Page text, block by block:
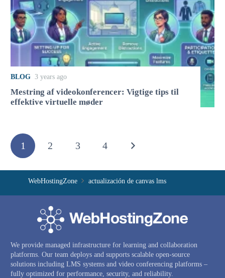
BLOG 3 years ago
Mestring af videokonferencer: Vigtige tips til
effektive virtuelle møder
1 2 3 4
WebHostingZone actualización de canvas lms
We provide managed infrastructure for learning and collaboration
platforms. Our team deploys and supports scalable open-source
solutions including LMS systems and video conferencing platforms –
fully optimized for performance, security, and reliability.